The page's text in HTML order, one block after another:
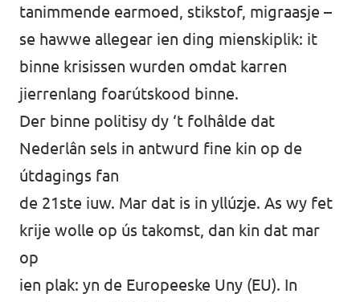
tanimmende earmoed, stikstof, migraasje –
se hawwe allegear ien ding mienskiplik: it
binne krisissen wurden omdat karren
jierrenlang foarútskood binne.
Der binne politisy dy ‘t folhâlde dat
Nederlân sels in antwurd fine kin op de
útdagings fan
de 21ste iuw. Mar dat is in yllúzje. As wy fet
krije wolle op ús takomst, dan kin dat mar
op
ien plak: yn de Europeeske Uny (EU). In